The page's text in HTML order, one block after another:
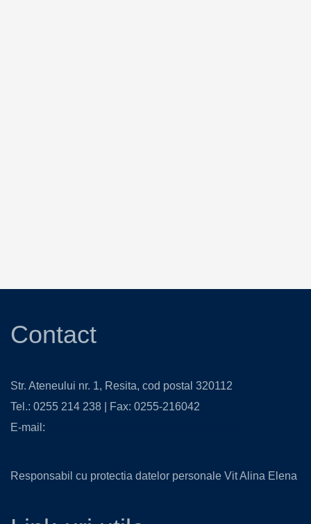
Contact
Str. Ateneului nr. 1, Resita, cod postal 320112
Tel.: 0255 214 238 | Fax: 0255-216042
E-mail:
Responsabil cu protectia datelor personale Vit Alina Elena